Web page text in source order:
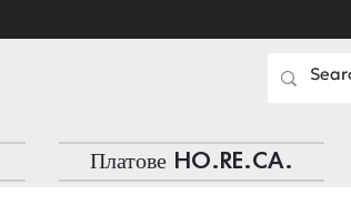
Платове HO.RE.CA.